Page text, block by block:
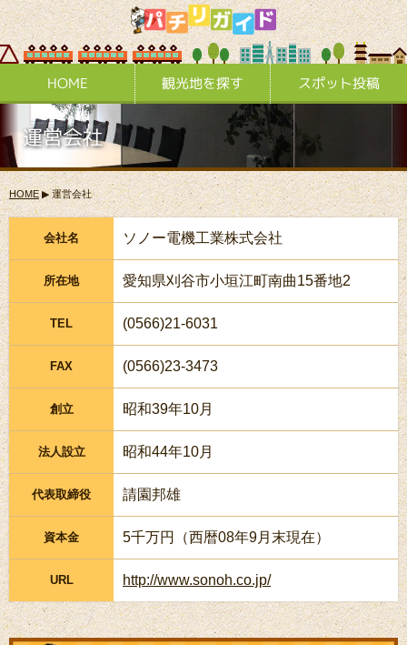
HOME 観光地を探す スポット投稿
運営会社
HOME ▶ 運営会社
会社名 ソノー電機工業株式会社
所在地 愛知県刈谷市小垣江町南曲15番地2
TEL (0566)21-6031
FAX (0566)23-3473
創立 昭和39年10月
法人設立 昭和44年10月
代表取締役 請園邦雄
資本金 5千万円（西暦08年9月末現在）
URL http://www.sonoh.co.jp/